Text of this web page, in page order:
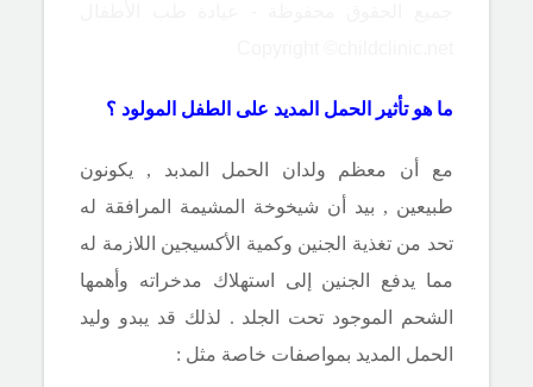
ما هو تأثير الحمل المديد على الطفل المولود ؟
مع أن معظم ولدان الحمل المدبد , يكونون
طبيعين , بيد أن شيخوخة المشيمة المرافقة له
تحد من تغذية الجنين وكمية الأكسيجين اللازمة له
مما يدفع الجنين إلى استهلاك مدخراته وأهمها
الشحم الموجود تحت الجلد . لذلك قد يبدو وليد
الحمل المديد بمواصفات خاصة مثل :